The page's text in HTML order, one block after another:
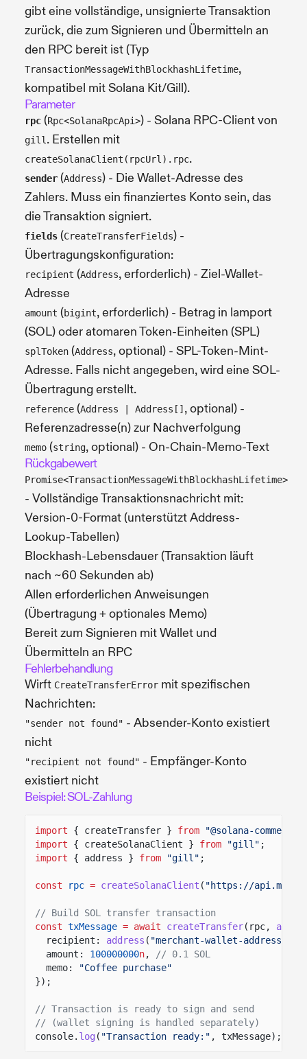
gibt eine vollständige, unsignierte Transaktion
zurück, die zum Signieren und Übermitteln an
den RPC bereit ist (Typ
TransactionMessageWithBlockhashLifetime,
kompatibel mit Solana Kit/Gill).
Parameter
rpc (Rpc<SolanaRpcApi>) - Solana RPC-Client von
gill . Erstellen mit
createSolanaClient(rpcUrl).rpc.
sender (Address) - Die Wallet-Adresse des
Zahlers. Muss ein finanziertes Konto sein, das
die Transaktion signiert.
fields (CreateTransferFields) -
Übertragungskonfiguration:
recipient (Address, erforderlich) - Ziel-Wallet-
Adresse
amount (bigint, erforderlich) - Betrag in lamport
(SOL) oder atomaren Token-Einheiten (SPL)
splToken (Address, optional) - SPL-Token-Mint-
Adresse. Falls nicht angegeben, wird eine SOL-
Übertragung erstellt.
reference (Address | Address[] , optional) -
Referenzadresse(n) zur Nachverfolgung
memo (string, optional) - On-Chain-Memo-Text
Rückgabewert
Promise<TransactionMessageWithBlockhashLifetime>
- Vollständige Transaktionsnachricht mit:
Version-0-Format (unterstützt Address-
Lookup-Tabellen)
Blockhash-Lebensdauer (Transaktion läuft
nach ~60 Sekunden ab)
Allen erforderlichen Anweisungen
(Übertragung + optionales Memo)
Bereit zum Signieren mit Wallet und
Übermitteln an RPC
Fehlerbehandlung
Wirft CreateTransferError mit spezifischen
Nachrichten:
"sender not found" - Absender-Konto existiert
nicht
"recipient not found" - Empfänger-Konto
existiert nicht
Beispiel: SOL-Zahlung
import { createTransfer } from
"@solana-
import
{ createSolanaClient } from "gill" ;
import
{ address } from "gill" ;
const rpc = createSolanaClient ( "https://
// Build SOL transfer transaction
const txMessage = await createTransfer(rpc,
recipient:
address ( "merchant-wallet-address"
amount:
100000000n,
// 0.1 SOL
memo:
"Coffee purchase"
});
// Transaction is ready to sign and send
// (wallet signing is handled separately)
console. log ( "Transaction ready:" , txMessage);